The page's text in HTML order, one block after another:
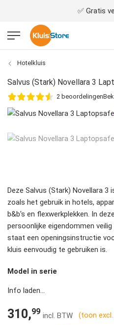
✅ Gratis
Hotelkluis
Salvus (Stark) Novellara 3
2 beoordelingen
310,99 (toon excl.
Deze Salvus (Stark) Novellara 3
zoals het gebruik in hotels,
b&b's en flexwerkplekken. In
persoonlijke eigendommen
staat een openingsinstructie
kluis eenvoudig te gebruiken is.
Info laden...
Model in serie